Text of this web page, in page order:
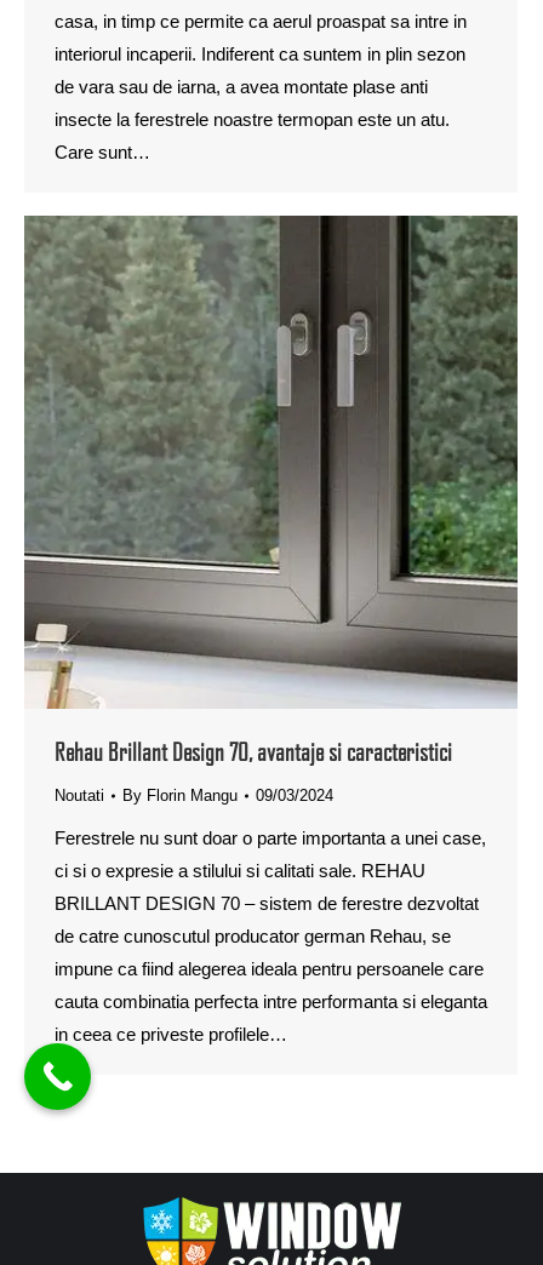
casa, in timp ce permite ca aerul proaspat sa intre in
interiorul incaperii. Indiferent ca suntem in plin sezon
de vara sau de iarna, a avea montate plase anti
insecte la ferestrele noastre termopan este un atu.
Care sunt…
Rehau Brillant Design 70, avantaje si caracteristici
Noutati By Florin Mangu 09/03/2024
Ferestrele nu sunt doar o parte importanta a unei case,
ci si o expresie a stilului si calitati sale. REHAU
BRILLANT DESIGN 70 – sistem de ferestre dezvoltat
de catre cunoscutul producator german Rehau, se
impune ca fiind alegerea ideala pentru persoanele care
cauta combinatia perfecta intre performanta si eleganta
in ceea ce priveste profilele…